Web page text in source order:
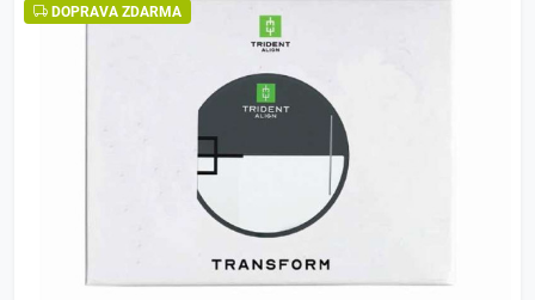
DOPRAVA ZDARMA